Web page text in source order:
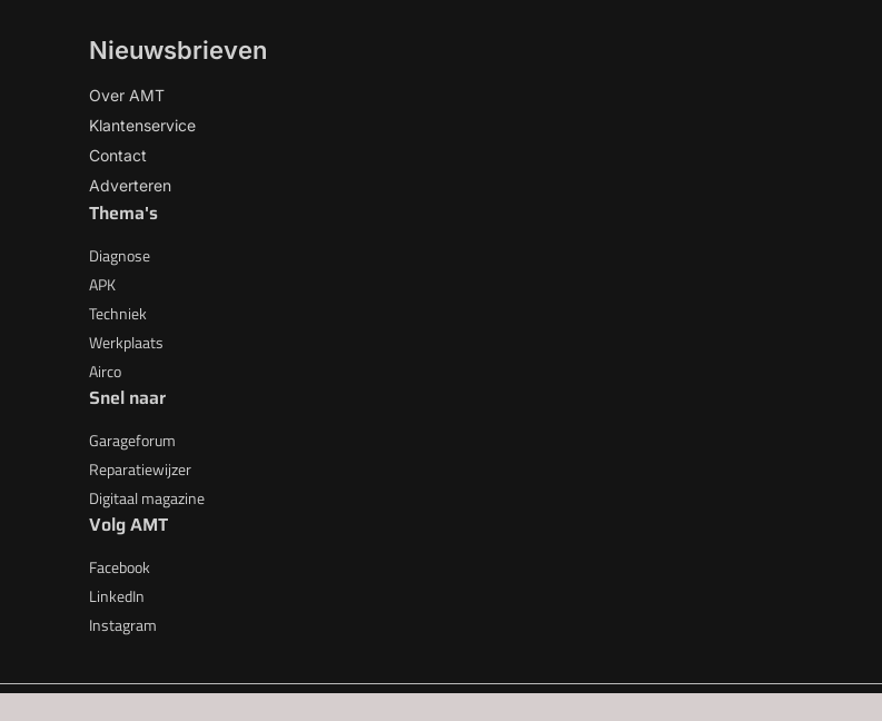
Nieuwsbrieven
Over AMT
Klantenservice
Contact
Adverteren
Thema's
Diagnose
APK
Techniek
Werkplaats
Airco
Snel naar
Garageforum
Reparatiewijzer
Digitaal magazine
Volg AMT
Facebook
LinkedIn
Instagram